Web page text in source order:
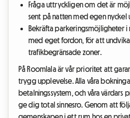
Fråga uttryckligen om det är
sent på natten med egen nyckel
Bekräfta parkeringsmöjligheter i
med eget fordon, för att
trafikbegränsade zoner.
På Roomlala är vår prioritet att
trygg upplevelse. Alla våra
betalningssystem, och våra värdars
ge dig total sinnesro. Genom att